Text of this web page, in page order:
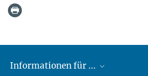
Informationen für ...